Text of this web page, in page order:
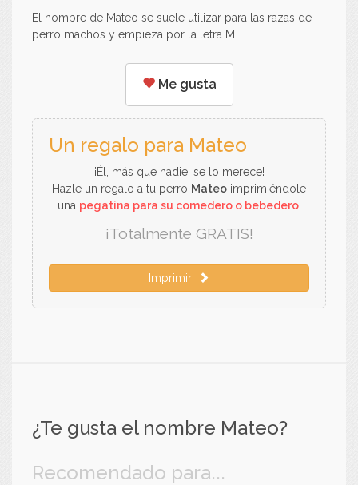
El nombre de Mateo se suele utilizar para las razas de
perro machos y empieza por la letra M.
Me gusta
Un regalo para Mateo
¡Él, más que nadie, se lo merece!
Hazle un regalo a tu perro Mateo imprimiéndole
una pegatina para su comedero o bebedero.
¡Totalmente GRATIS!
Imprimir
¿Te gusta el nombre Mateo?
Recomendado para...